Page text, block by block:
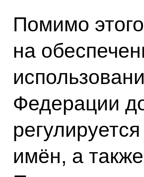
Помимо
на
Федерации
имён, а